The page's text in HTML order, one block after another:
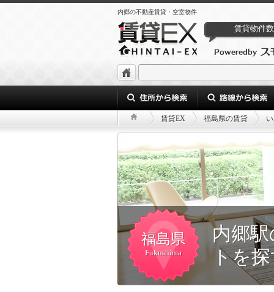
内郷の不動産賃貸・空室物件
賃貸物件数
賃貸EX 福島県の賃貸
福島県
Fukushima
内郷
トを